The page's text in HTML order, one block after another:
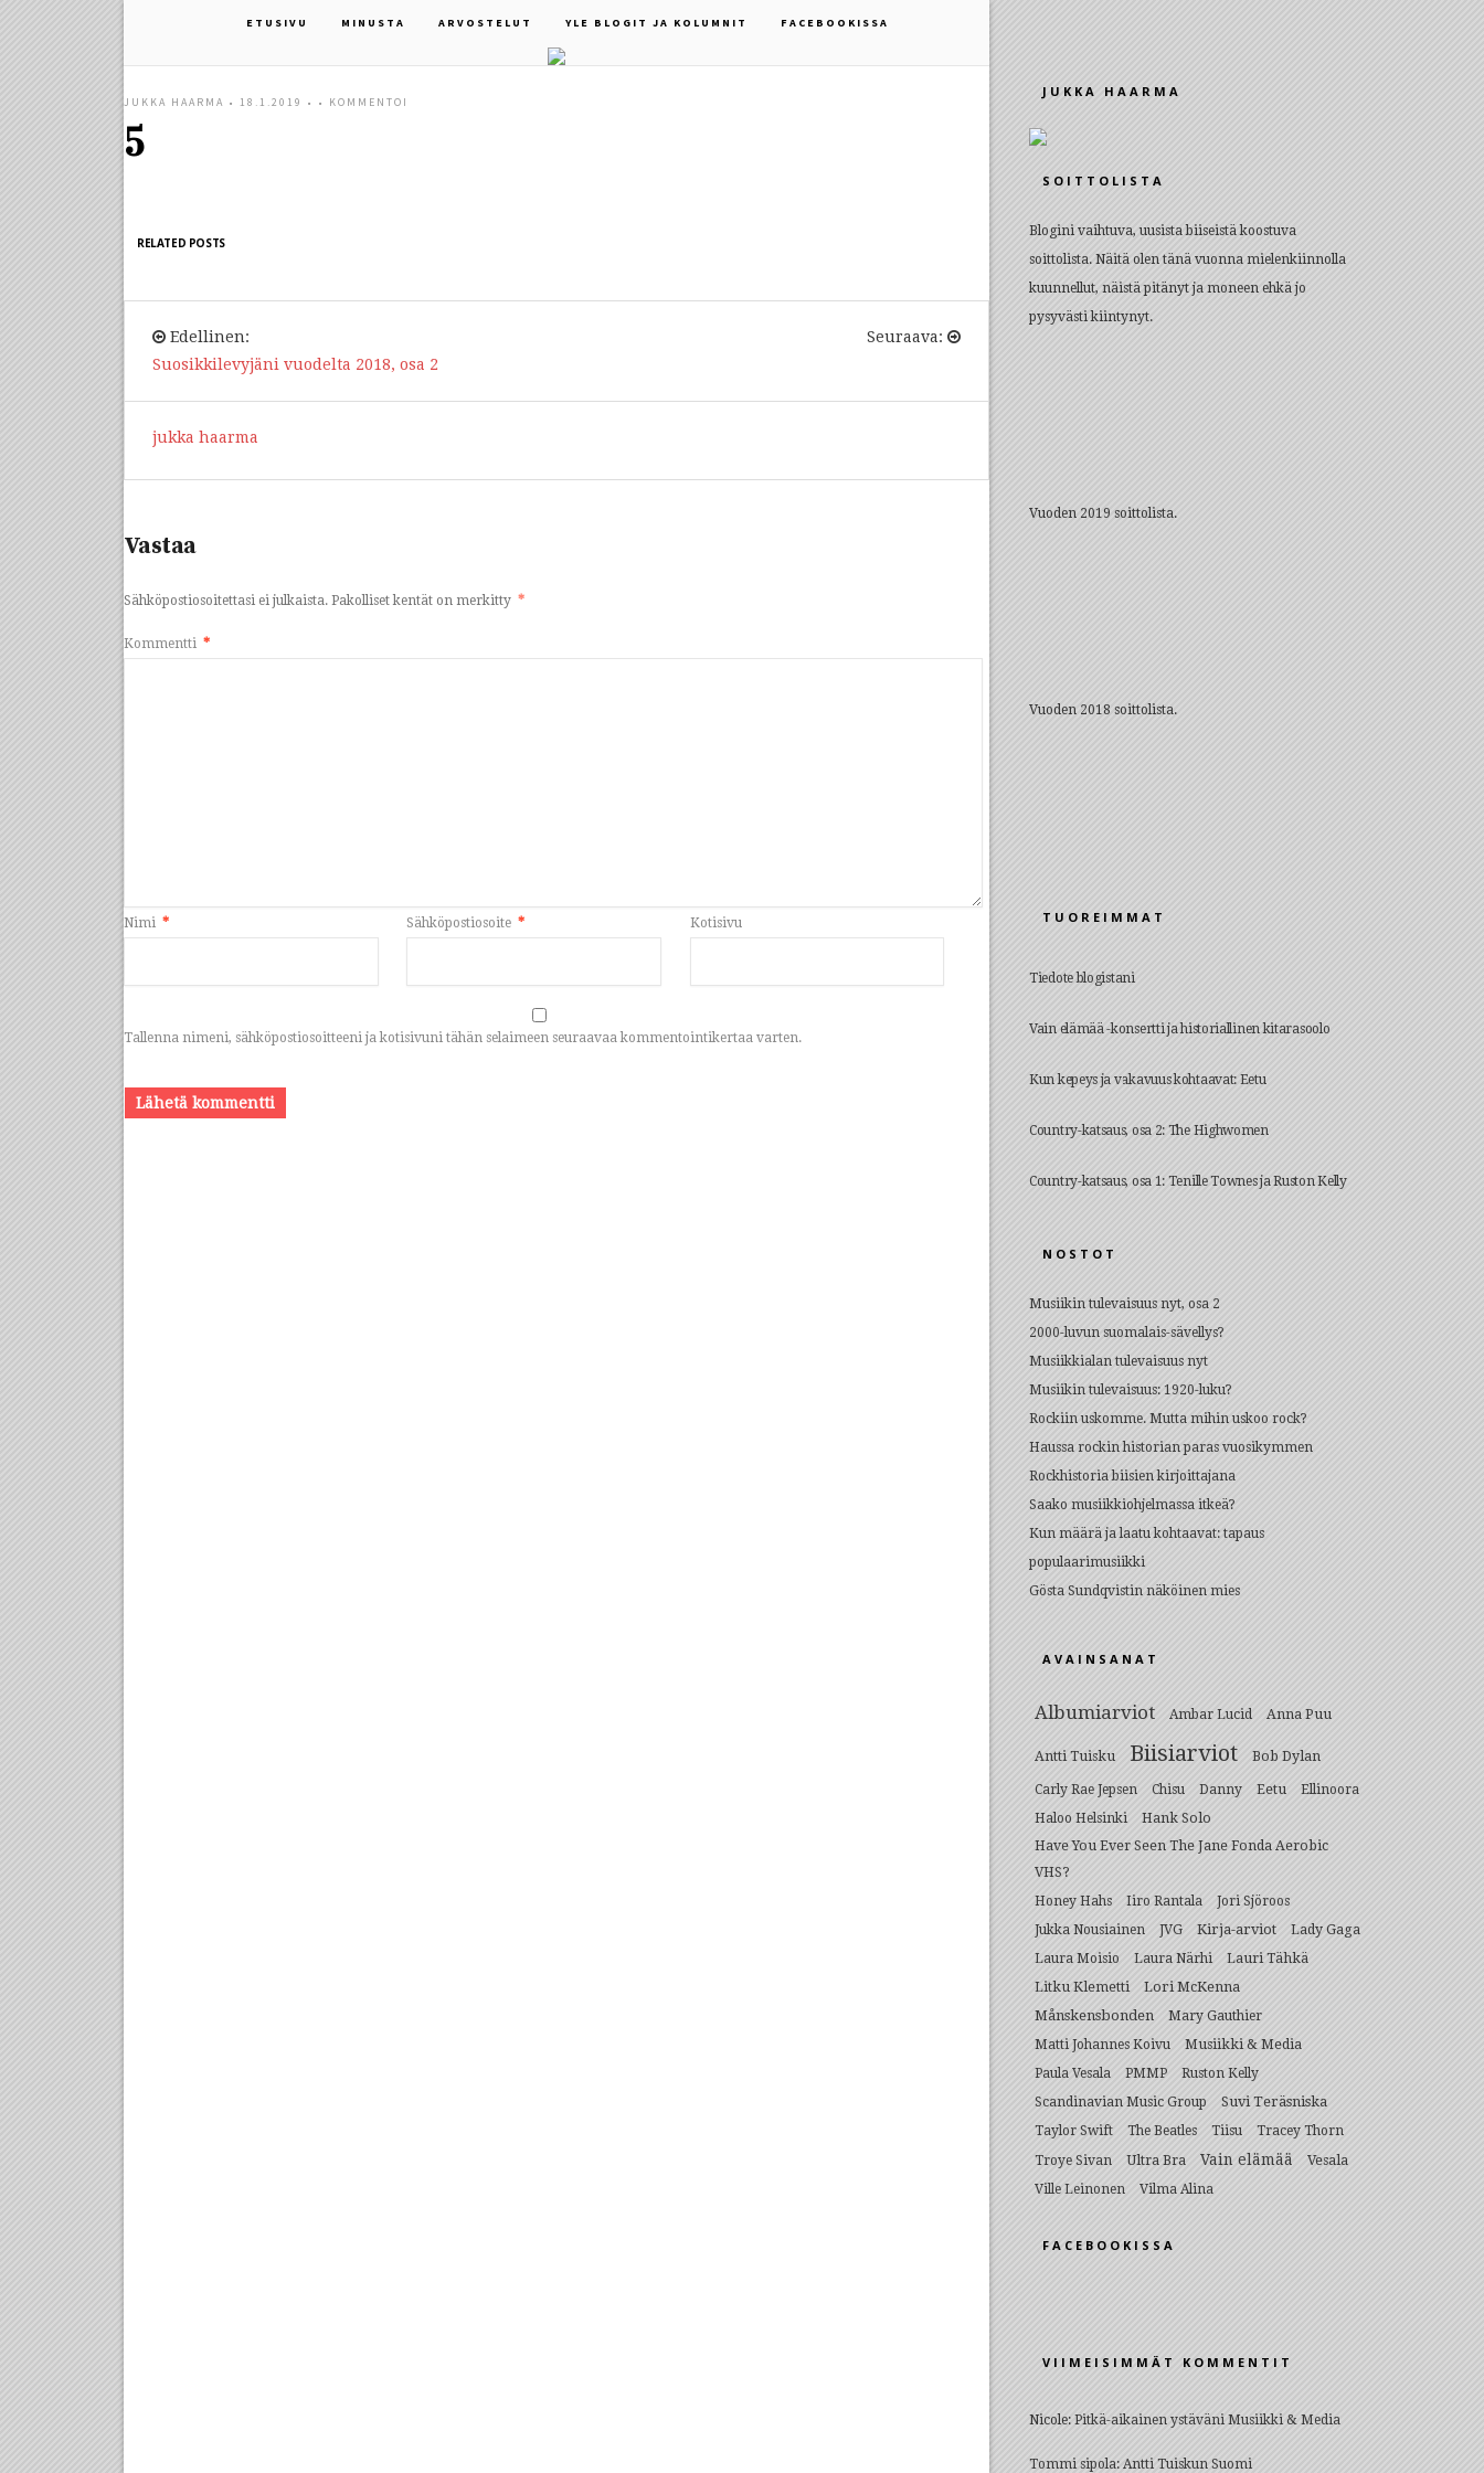
ETUSIVU MINUSTA ARVOSTELUT YLE BLOGIT JA KOLUMNIT FACEBOOKISSA
JUKKA HAARMA • 18.1.2019 • • KOMMENTOI
5
RELATED POSTS
Edellinen:
Suosikkilevyjäni vuodelta 2018, osa 2
Seuraava:
jukka haarma
Vastaa
Sähköpostiosoitettasi ei julkaista. Pakolliset kentät on merkitty *
Kommentti *
Nimi * Sähköpostiosoite * Kotisivu
Tallenna nimeni, sähköpostiosoitteeni ja kotisivuni tähän selaimeen seuraavaa kommentointikertaa varten.
JUKKA HAARMA
SOITTOLISTA
Blogini vaihtuva, uusista biiseistä koostuva
soittolista. Näitä olen tänä vuonna mielenkiinnolla
kuunnellut, näistä pitänyt ja moneen ehkä jo
pysyvästi kiintynyt.
Vuoden 2019 soittolista.
Vuoden 2018 soittolista.
TUOREIMMAT
Tiedote blogistani
Vain elämää -konsertti ja historiallinen kitarasoolo
Kun kepeys ja vakavuus kohtaavat: Eetu
Country-katsaus, osa 2: The Highwomen
Country-katsaus, osa 1: Tenille Townes ja Ruston Kelly
NOSTOT
Musiikin tulevaisuus nyt, osa 2
2000-luvun suomalais-sävellys?
Musiikkialan tulevaisuus nyt
Musiikin tulevaisuus: 1920-luku?
Rockiin uskomme. Mutta mihin uskoo rock?
Haussa rockin historian paras vuosikymmen
Rockhistoria biisien kirjoittajana
Saako musiikkiohjelmassa itkeä?
Kun määrä ja laatu kohtaavat: tapaus
populaarimusiikki
Gösta Sundqvistin näköinen mies
AVAINSANAT
Albumiarviot Ambar Lucid Anna Puu
Antti Tuisku Biisiarviot Bob Dylan
Carly Rae Jepsen Chisu Danny Eetu
Ellinoora
Haloo Helsinki
Hank Solo
Have You Ever Seen The Jane Fonda Aerobic
VHS?
Honey Hahs Iiro Rantala
Jori Sjöroos
Jukka Nousiainen
JVG Kirja-arviot Lady Gaga
Laura Moisio Laura Närhi
Lauri Tähkä
Litku Klemetti
Lori McKenna
Månskensbonden
Mary Gauthier
Matti Johannes Koivu
Musiikki & Media
Paula Vesala PMMP
Ruston Kelly
Scandinavian Music Group
Suvi Teräsniska
Taylor Swift The Beatles Tiisu
Tracey Thorn
Troye Sivan
Ultra Bra Vain elämää Vesala
Ville Leinonen Vilma Alina
FACEBOOKISSA
VIIMEISIMMÄT KOMMENTIT
Nicole: Pitkä-aikainen ystäväni Musiikki & Media
Tommi sipola: Antti Tuiskun Suomi